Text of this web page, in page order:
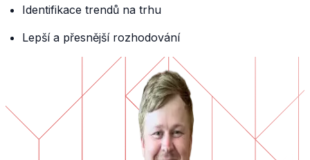
Identifikace trendů na trhu
Lepší a přesnější rozhodování